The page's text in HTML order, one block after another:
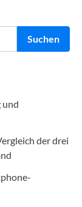
Suchen
und
der drei